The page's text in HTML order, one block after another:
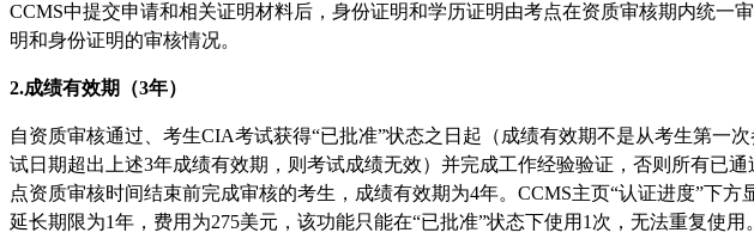
CCMS中提交申请和相关证明材料后，身份证明和学历证明由考点在资质审核期内统
明和身份证明的审核情况。
2.成绩有效期（3年）
自资质审核通过、考生CIA考试获得“已批准”状态之日起（成绩有效期不是从考生第
试日期超出上述3年成绩有效期，则考试成绩无效）并完成工作经验验证，否则所有已
点资质审核时间结束前完成审核的考生，成绩有效期为4年。CCMS主页“认证进度”下
延长期限为1年，费用为275美元，该功能只能在“已批准”状态下使用1次，无法重复使用。